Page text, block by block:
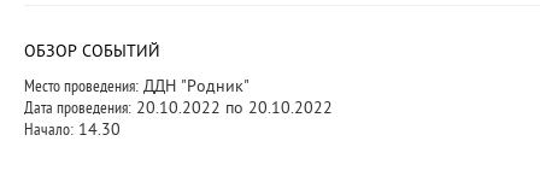
ОБЗОР СОБЫТИЙ
Место проведения: ДДН "Родник"
Дата проведения: 20.10.2022 по 20.10.2022
Начало: 14.30